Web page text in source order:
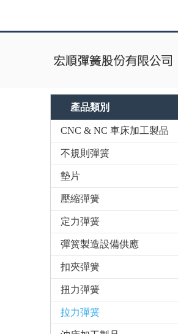
產品類別
CNC & NC 車床加工製品
不規則彈簧
墊片
壓縮彈簧
定力彈簧
彈簧製造設備供應
扣夾彈簧
扭力彈簧
拉力彈簧